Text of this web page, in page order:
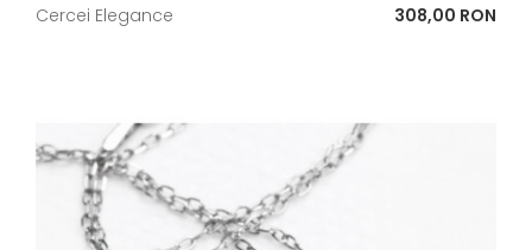
Cercei Elegance Pret
308,00 RON